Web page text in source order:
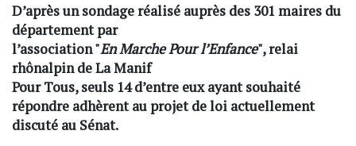
D’après un sondage réalisé auprès des 301 maires du
département par
l’association "En Marche Pour l’Enfance", relai
rhônalpin de La Manif
Pour Tous, seuls 14 d’entre eux ayant souhaité
répondre adhèrent au projet de loi actuellement
discuté au Sénat.